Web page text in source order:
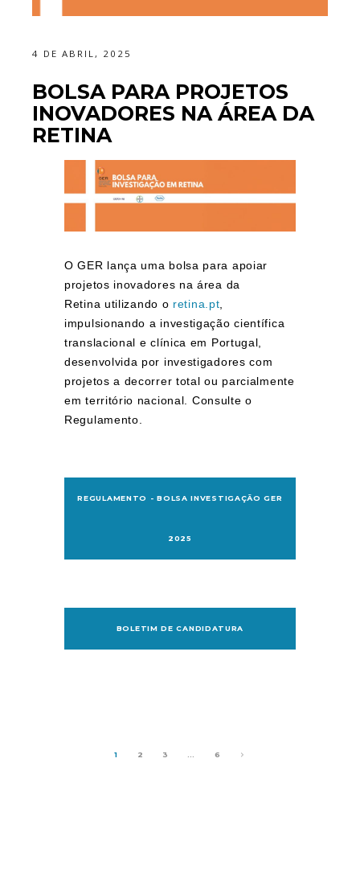
4 DE ABRIL, 2025
BOLSA PARA PROJETOS
INOVADORES NA ÁREA DA
RETINA
O GER lança uma bolsa para apoiar
projetos inovadores na área da
Retina utilizando o retina.pt
impulsionando a investigação científica
translacional e clínica em Portugal,
desenvolvida por investigadores com
projetos a decorrer total ou parcialmente
em território nacional.
Consulte o
Regulamento.
REGULAMENTO - BOLSA INVESTIGAÇÃO GER
2025
BOLETIM DE CANDIDATURA
1 2 3 6